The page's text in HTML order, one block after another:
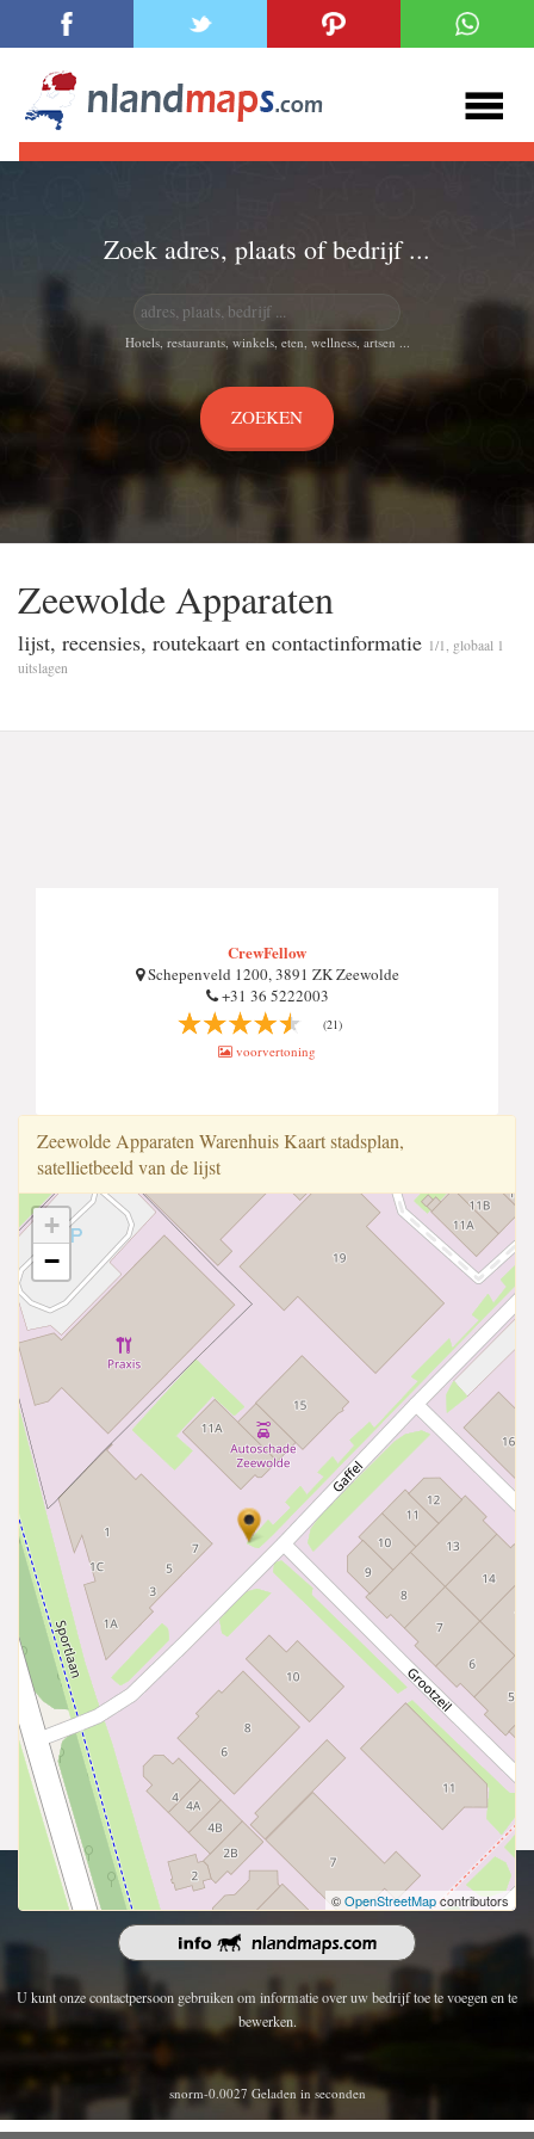
Zoek adres, plaats of bedrijf ...
Hotels, restaurants, winkels, eten, wellness, artsen ...
Zeewolde Apparaten
lijst, recensies, routekaart en contactinformatie 1/1, globaal 1
uitslagen
CrewFellow
Schepenveld 1200, 3891 ZK Zeewolde
+31 36 5222003
(21)
voorvertoning
Zeewolde Apparaten Warenhuis Kaart stadsplan,
satellietbeeld van de lijst
+
−
©OpenStreetMapcontributors
Copyright 2026 | Alle rechten voorbehouden.
U kunt onze contactpersoon gebruiken om informatie over uw bedrijf toe te voegen en te
bewerken.
snorm-0.0027 Geladen in seconden